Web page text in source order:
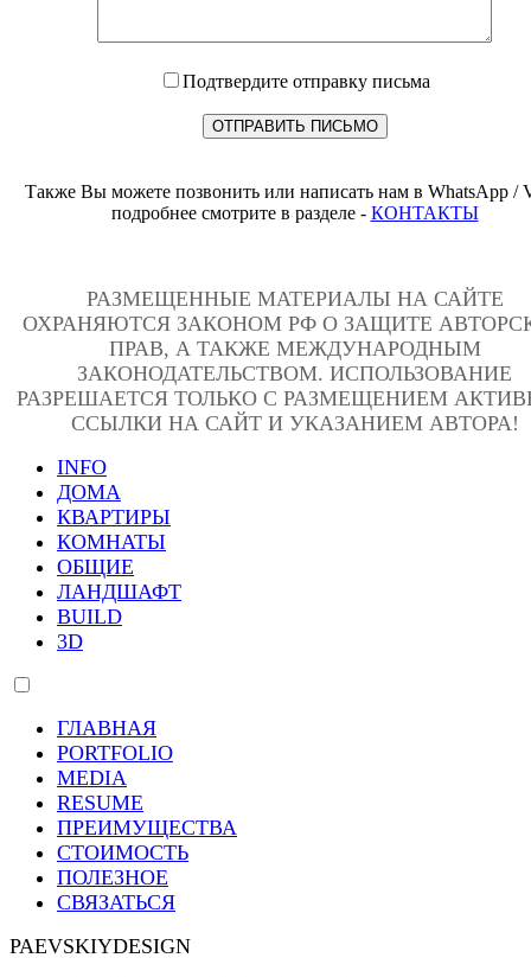
Подтвердите отправку письма
Также Вы можете позвонить или написать нам в WhatsApp /
подробнее смотрите в разделе - КОНТАКТЫ
РАЗМЕЩЕННЫЕ МАТЕРИАЛЫ НА САЙТЕ
ОХРАНЯЮТСЯ ЗАКОНОМ РФ О ЗАЩИТЕ
ПРАВ, А ТАКЖЕ МЕЖДУНАРОДНЫМ
ЗАКОНОДАТЕЛЬСТВОМ. ИСПОЛЬЗОВАНИЕ
РАЗРЕШАЕТСЯ ТОЛЬКО С РАЗМЕЩЕНИЕМ
ССЫЛКИ НА САЙТ И УКАЗАНИЕМ АВТОРА!
INFO
ДОМА
КВАРТИРЫ
КОМНАТЫ
ОБЩИЕ
ЛАНДШАФТ
BUILD
3D
ГЛАВНАЯ
PORTFOLIO
MEDIA
RESUME
ПРЕИМУЩЕСТВА
СТОИМОСТЬ
ПОЛЕЗНОЕ
СВЯЗАТЬСЯ
PAEVSKIYDESIGN